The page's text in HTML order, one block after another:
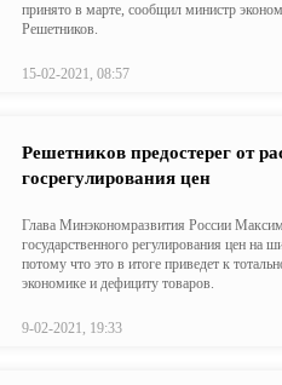
принято в марте, сообщил министр
Решетников.
15-02-2021, 08:57
Решетников предостерег от
госрегулирования цен
Глава Минэкономразвития России
государственного регулирования цен на
потому что это в итоге приведет к
экономике и дефициту товаров.
9-02-2021, 19:33